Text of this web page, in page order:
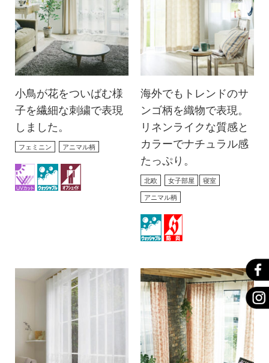
小鳥が花をついばむ様
子を繊細な刺繍で表現
しました。
フェミニン アニマル柄
海外でもトレンドのサ
ンゴ柄を織物で表現。
リネンライクな質感と
カラーでナチュラル感
たっぷり。
北欧 女子部屋
寝室
アニマル柄